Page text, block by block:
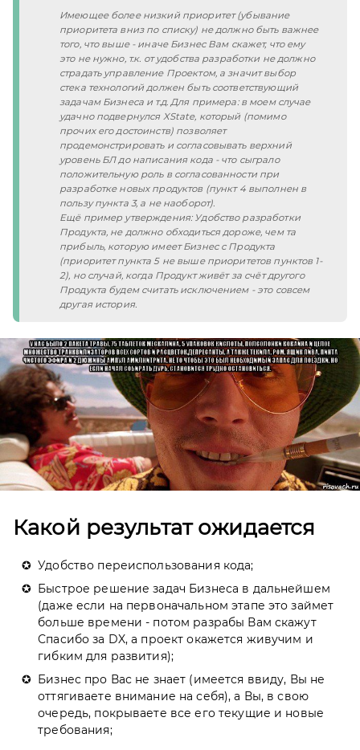
Имеющее более низкий приоритет (убывание
приоритета вниз по списку) не должно быть важнее
того, что выше - иначе Бизнес Вам скажет, что ему
это не нужно, т.к. от удобства разработки не должно
страдать управление Проектом, а значит выбор
стека технологий должен быть соответствующий
задачам Бизнеса и т.д. Для примера: в моем случае
удачно подвернулся XState, который (помимо
прочих его достоинств) позволяет
продемонстрировать и согласовывать верхний
уровень БЛ до написания кода - что сыграло
положительную роль в согласованности при
разработке новых продуктов (пункт 4 выполнен в
пользу пункта 3, а не наоборот).
Ещё пример утверждения: Удобство разработки
Продукта, не должно обходиться дороже, чем та
прибыль, которую имеет Бизнес с Продукта
(приоритет пункта 5 не выше приоритетов пунктов 1-
2), но случай, когда Продукт живёт за счёт другого
Продукта будем считать исключением - это совсем
другая история.
Какой результат ожидается
Удобство переиспользования кода;
Быстрое решение задач Бизнеса в дальнейшем
(даже если на первоначальном этапе это займет
больше времени - потом разрабы Вам скажут
Спасибо за DX, а проект окажется живучим и
гибким для развития);
Бизнес про Вас не знает (имеется ввиду, Вы не
оттягиваете внимание на себя), а Вы, в свою
очередь, покрываете все его текущие и новые
требования;